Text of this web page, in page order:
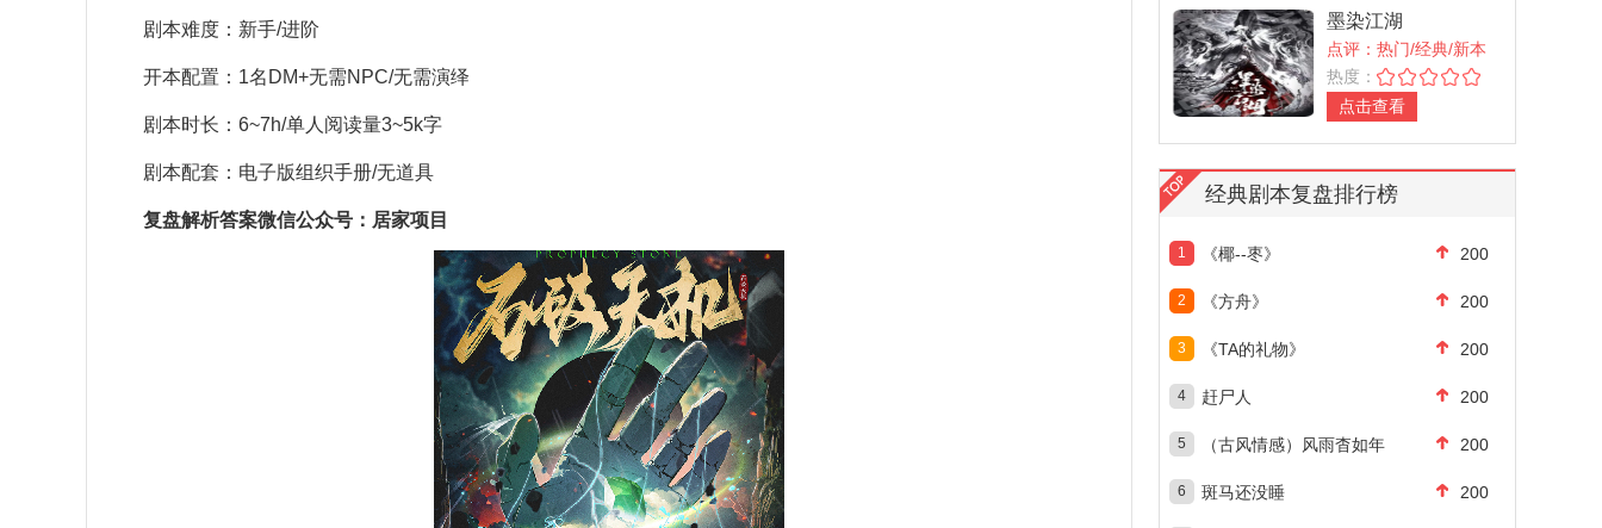
剧本难度：新手/进阶
开本配置：1名DM+无需NPC/无需演绎
剧本时长：6~7h/单人阅读量3~5k字
剧本配套：电子版组织手册/无道具
复盘解析答案微信公众号：居家项目
墨染江湖
点评：热门/经典/新本
热度：
点击查看
经典剧本复盘排行榜
1 《椰--枣》 200
2 《方舟》 200
3 《TA的礼物》 200
4 赶尸人 200
5 （古风情感）风雨杳如年 200
6 斑马还没睡 200